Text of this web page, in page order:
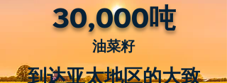
30,000吨
油菜籽
到达亚太地区的大致